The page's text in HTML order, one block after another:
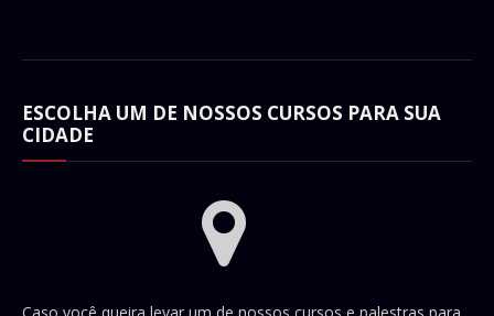
ESCOLHA UM DE NOSSOS CURSOS PARA SUA
CIDADE